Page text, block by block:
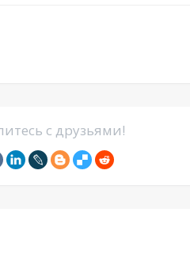
с друзьями!